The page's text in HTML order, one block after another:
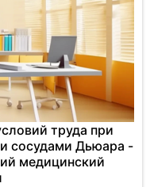
труда при
сосудами Дьюара -
медицинский